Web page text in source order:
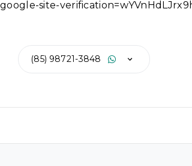
google-site-
(85) 98721-3848